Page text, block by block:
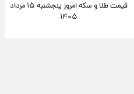
قیمت طلا و سکه امروز پنجشنبه ۱۵ مرداد
۱۴۰۵